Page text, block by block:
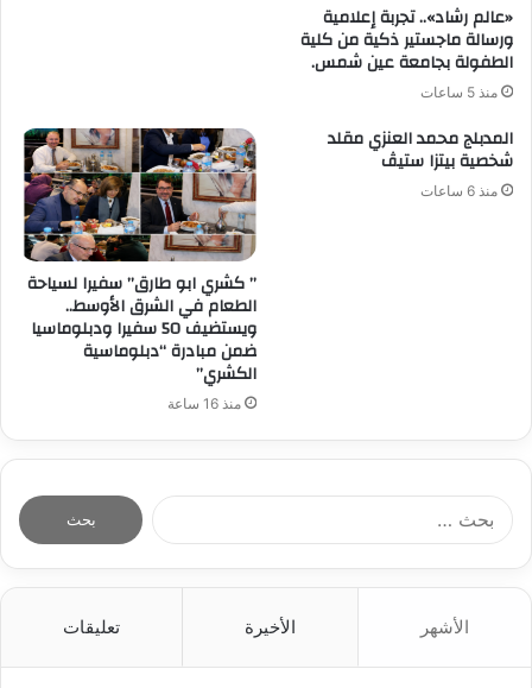
«عالم رشاد».. تجربة إعلامية
ورسالة ماجستير ذكية من كلية
الطفولة بجامعة عين شمس.
منذ 5 ساعات
المدبلج محمد العنزي مقلد
شخصية بيتزا ستيڤ
منذ 6 ساعات
” كشري ابو طارق” سفيرا لسياحة
الطعام في الشرق الأوسط..
ويستضيف 50 سفيرا ودبلوماسيا
ضمن مبادرة “دبلوماسية
الكشري”
منذ 16 ساعة
الأشهر الأخيرة تعليقات